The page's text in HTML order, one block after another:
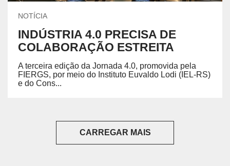
NOTÍCIA
INDÚSTRIA 4.0 PRECISA DE
COLABORAÇÃO ESTREITA
A terceira edição da Jornada 4.0, promovida pela
FIERGS, por meio do Instituto Euvaldo Lodi (IEL-RS)
e do Cons...
CARREGAR MAIS